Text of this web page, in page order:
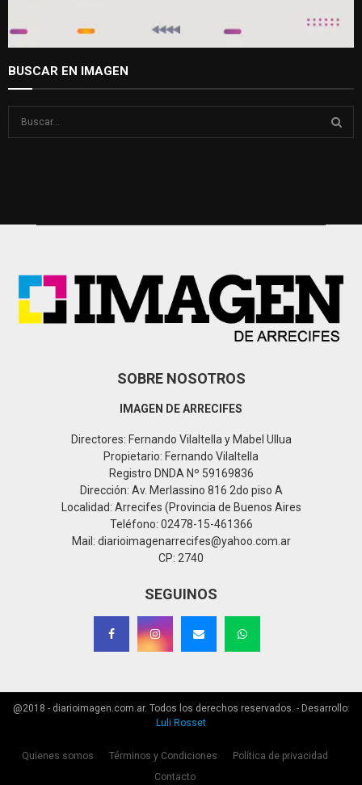
BUSCAR EN IMAGEN
SOBRE NOSOTROS
IMAGEN DE ARRECIFES
Directores: Fernando Vilaltella y Mabel Ullua
Propietario: Fernando Vilaltella
Registro DNDA Nº 59169836
Dirección: Av. Merlassino 816 2do piso A
Localidad: Arrecifes (Provincia de Buenos Aires
Teléfono: 02478-15-461366
Mail: diarioimagenarrecifes@yahoo.com.ar
CP: 2740
SEGUINOS
@2018 - diarioimagen.com.ar. Todos los derechos reservados. - Desarrollo:
Luli Rosset
Quienes somos Términos y Condiciones
Política de privacidad
Contacto